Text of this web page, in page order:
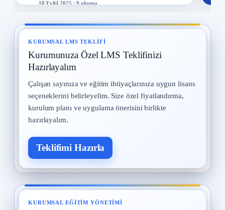
10 Eylül 2025 · 9 okuma
8 Kadın Çalışanların Çalıştırılması
9 İş Kazaları
30 Temmuz 2025 · 9 okuma
10 Yangın ve Gazlar
29 Temmuz 2025 · 9 okuma
KURUMSAL LMS TEKLIFI
Kurumunuza Özel LMS Teklifinizi
Hazırlayalım
Çalışan sayınıza ve eğitim ihtiyaçlarınıza uygun lisans
seçeneklerini belirleyelim. Size özel fiyatlandırma,
kurulum planı ve uygulama önerisini birlikte
hazırlayalım.
Teklifimi Hazırla
KURUMSAL EĞITIM YÖNETIMI